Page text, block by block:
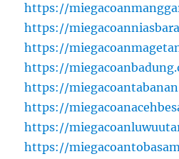
https://
https://
https://
https://
https://
https://
https://
https://